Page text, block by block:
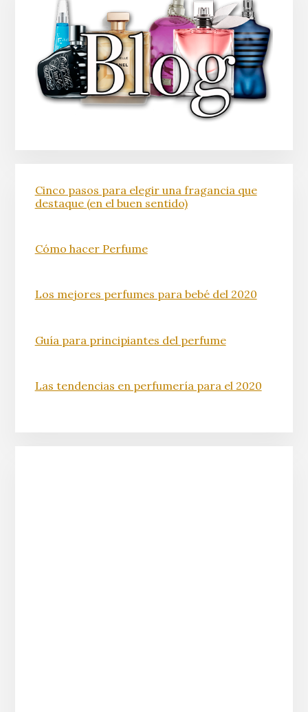
Cinco pasos para elegir una fragancia que
destaque (en el buen sentido)
Cómo hacer Perfume
Los mejores perfumes para bebé del 2020
Guía para principiantes del perfume
Las tendencias en perfumería para el 2020